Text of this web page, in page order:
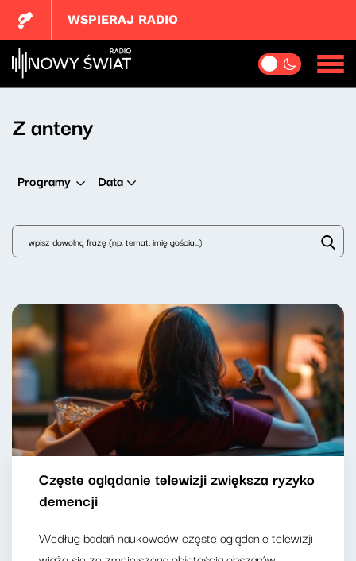
WSPIERAJ RADIO
Z anteny
Programy Data
Częste oglądanie telewizji zwiększa ryzyko
demencji
Według badań naukowców częste oglądanie telewizji